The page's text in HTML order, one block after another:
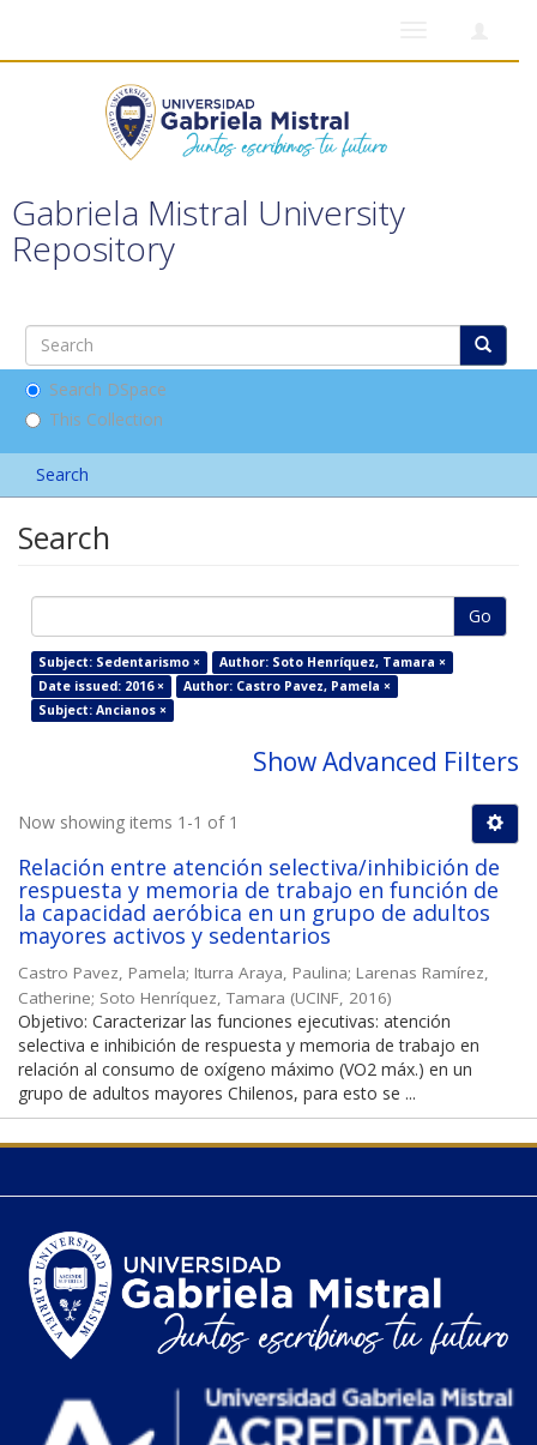
Gabriela Mistral University
Repository
Search DSpace
This Collection
Search
Search
Go
Subject: Sedentarismo ×
Author: Soto Henríquez, Tamara ×
Date issued: 2016 ×
Author: Castro Pavez, Pamela ×
Subject: Ancianos ×
Show Advanced Filters
Now showing items 1-1 of 1
Relación entre atención selectiva/inhibición de
respuesta y memoria de trabajo en función de
la capacidad aeróbica en un grupo de adultos
mayores activos y sedentarios
Castro Pavez, Pamela; Iturra Araya, Paulina; Larenas Ramírez,
Catherine; Soto Henríquez, Tamara (UCINF, 2016)
Objetivo: Caracterizar las funciones ejecutivas: atención
selectiva e inhibición de respuesta y memoria de trabajo en
relación al consumo de oxígeno máximo (VO2 máx.) en un
grupo de adultos mayores Chilenos, para esto se ...